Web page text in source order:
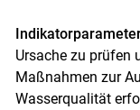
Ursache zu prüfen
Maßnahmen zur
Wasserqualität